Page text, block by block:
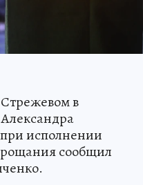
в
исполнении
сообщил